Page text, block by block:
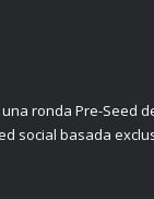
ronda Pre-Seed
social basada